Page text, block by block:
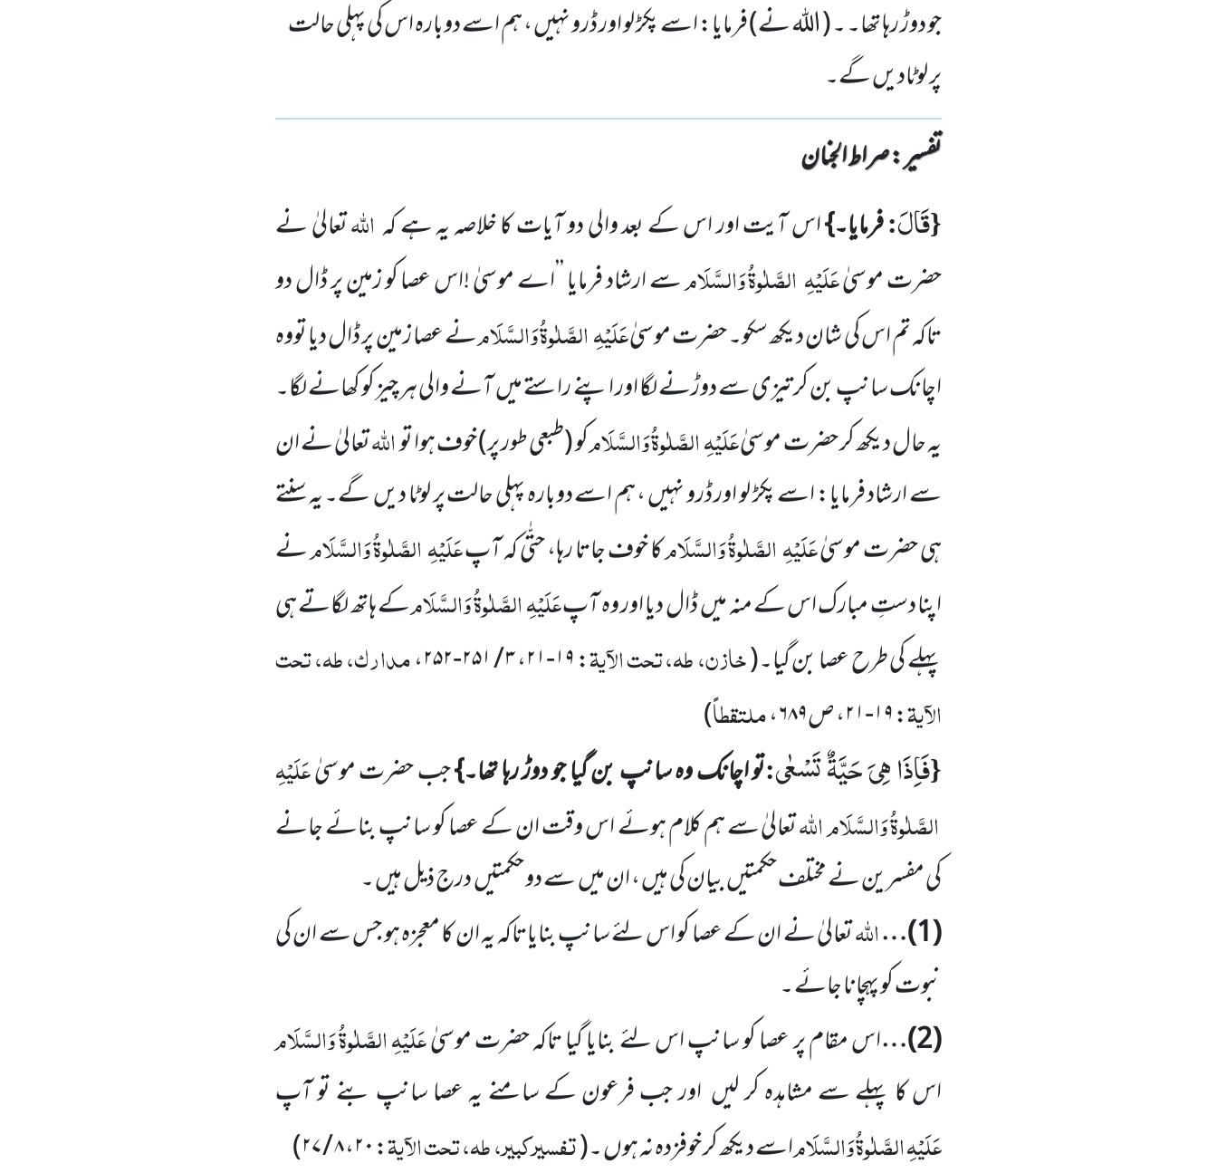
جو دوڑ رہا تھا۔ ۔ ( اللہ نے) فرمایا: اسے پکڑ لو اور ڈرو نہیں ، ہم اسے دوبارہ اس کی پہلی حالت
پر لوٹادیں گے۔
تفسیر : ‎صراط الجنان
{قَالَ:فرمایا۔}اس آیت اور اس کے بعد والی دو آیات کا خلاصہ یہ ہے کہاللہتعالیٰ نے
حضرت موسیٰعَلَیْہِ الصَّلٰوۃُوَالسَّلَامسے ارشاد فرمایا ’’اے موسیٰ !اس عصا کو زمین پر ڈال دو
تاکہ تم اس کی شان دیکھ سکو۔ حضرت موسیٰعَلَیْہِالصَّلٰوۃُ وَالسَّلَامنے عصا زمین پر ڈال دیا تووہ
اچانک سانپ بن کر تیزی سے دوڑنے لگا اور اپنے راستے میںآنے والی ہر چیز کو کھانے لگا۔
یہ حال دیکھ کر حضرت موسیٰعَلَیْہِالصَّلٰوۃُ وَالسَّلَامکو(طبعی طور پر)خوف ہوا تواللہتعالیٰ نے ان
سے ارشاد فرمایا: اسے پکڑ لو اور ڈرو نہیں ، ہم اسے دوبارہ پہلی حالت پر لوٹا دیںگے۔ یہ سنتے
ہی حضرت موسیٰعَلَیْہِالصَّلٰوۃُ وَالسَّلَامکا خوف جاتا رہا، حتّٰی کہ آپعَلَیْہِالصَّلٰوۃُ وَالسَّلَامنے
اپنا دستِ مبارک اس کے منہ میںڈال دیا اور وہ آپعَلَیْہِالصَّلٰوۃُ وَالسَّلَامکے ہاتھ لگاتے ہی
پہلے کی طرح عصا بن گیا۔(خازن، طہ، تحت الآیۃ: ۱۹-۲۱، ۳ / ۲۵۱-۲۵۲،
مدارک، طہ، تحت
الآیۃ: ۱۹-۲۱، ص۶۸۹، ملتقطاً)
{فَاِذَا هِیَ حَیَّةٌ تَسْعٰى:تو اچانک وہ سانپ بن گیا جو دوڑ رہا تھا۔}جب حضرت موسیٰعَلَیْہِ
الصَّلٰوۃُ وَالسَّلَاماللہتعالیٰ سے ہم کلام ہوئے اس وقت ان کے عصا کو سانپ بنائے جانے
کی مفسرین نے مختلف حکمتیںبیان کی ہیں ، ان میںسے دو حکمتیںدرج ذیل ہیں ۔
(
1
)…اللہتعالیٰ نے ان کے عصا کو اس لئے سانپ بنایاتاکہ یہ ان کا معجزہ ہو جس سے ان کی
نبوت کو پہچانا جائے ۔
(
2
)…اس مقام پر عصا کو سانپ اس لئے بنایا گیا تاکہ حضرت موسیٰعَلَیْہِالصَّلٰوۃُ وَالسَّلَام
اس کا پہلے سے مشاہدہ کر لیں اور جب فرعون کے سامنے یہ عصا سانپ بنے تو آپ
عَلَیْہِالصَّلٰوۃُ وَالسَّلَاماسے دیکھ کر خوفزدہ نہ ہوں ۔(تفسیرکبیر، طہ، تحت الآیۃ: ۲۰، ۸ / ۲۷ )